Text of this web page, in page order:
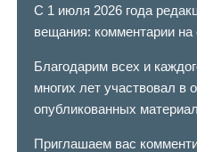
С 1 июля 2026 года
вещания: комментарии
Благодарим всех и
многих лет участвовал в
опубликованных
Приглашаем вас